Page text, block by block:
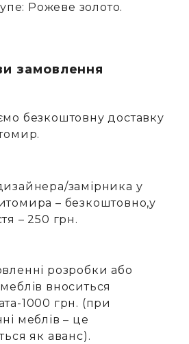
Рожеве золото.
замовлення
безкоштовну доставку
замірника у
– безкоштовно,у
– 250 грн.
розробки або
вноситься
1000 грн. (при
меблів – це
як аванс).